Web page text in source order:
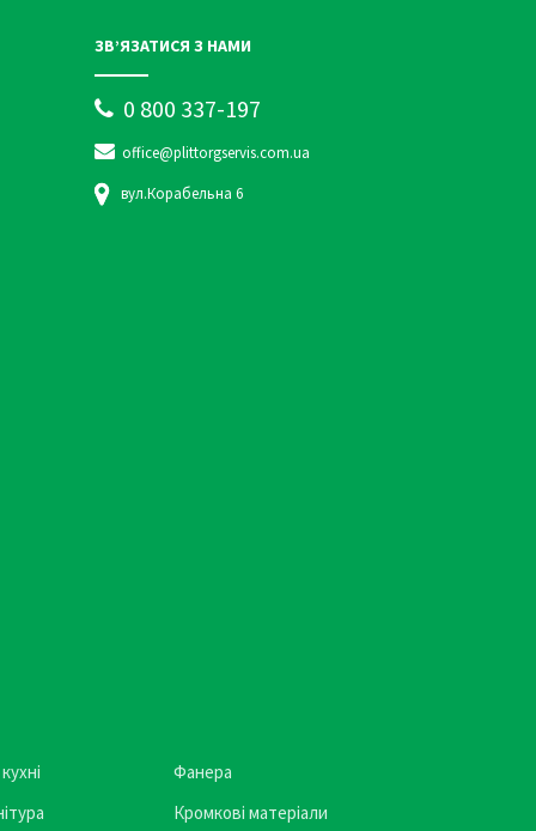
ЗВ’ЯЗАТИСЯ З НАМИ
0 800 337-197
office@plittorgservis.com.ua
вул.Корабельна 6
Фанера
Кромкові матеріали